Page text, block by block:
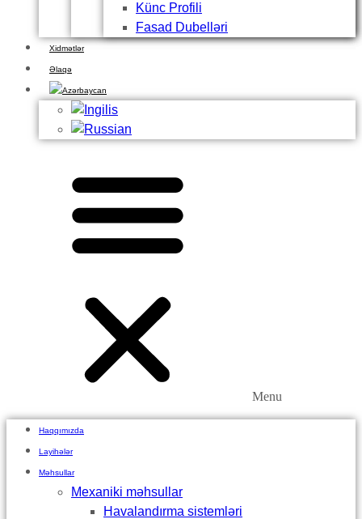
Künc Profili
Fasad Dubelləri
Xidmətlər
Əlaqə
Menu
Haqqımızda
Layihələr
Məhsullar
Mexaniki məhsullar
Havalandırma sistemləri